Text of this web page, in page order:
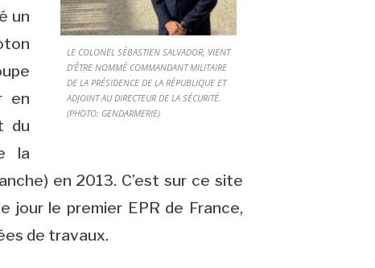
LE COLONEL SÉBASTIEN SALVADOR, VIENT
D’ÊTRE NOMMÉ COMMANDANT MILITAIRE
DE LA PRÉSIDENCE DE LA RÉPUBLIQUE ET
ADJOINT AU DIRECTEUR DE LA SÉCURITÉ.
(PHOTO: GENDARMERIE)
un
en
du
la
en 2013. C’est sur ce site
jour le premier EPR de France,
de travaux.